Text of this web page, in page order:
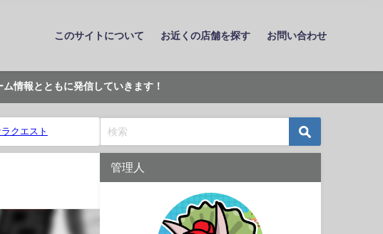
このサイトについて お近くの店舗を探す お問い合わせ
情報とともに発信していきます！
クエスト
管理人